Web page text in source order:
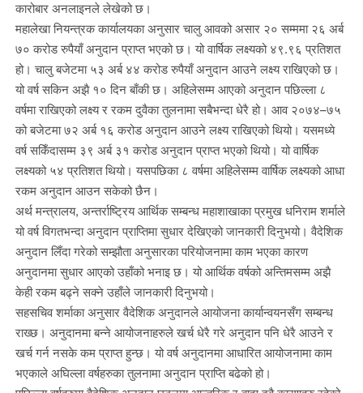
कारोबार अनलाइनले लेखेको छ।
महालेखा नियन्त्रक कार्यालयका अनुसार चालु आवको असार २० सम्ममा २६ अर्ब
७० करोड रुपैयाँ अनुदान प्राप्त भएको छ। यो वार्षिक लक्ष्यको ४९.९६ प्रतिशत
हो। चालु बजेटमा ५३ अर्ब ४४ करोड रुपैयाँ अनुदान आउने लक्ष्य राखिएको छ।
यो वर्ष सकिन अझै १० दिन बाँकी छ। अहिलेसम्म आएको अनुदान पछिल्ला ८
वर्षमा राखिएको लक्ष्य र रकम दुवैका तुलनामा सबैभन्दा धेरै हो। आव २०७४–७५
को बजेटमा ७२ अर्ब १६ करोड अनुदान आउने लक्ष्य राखिएको थियो। यसमध्ये
वर्ष सकिँदासम्म ३९ अर्ब ३१ करोड अनुदान प्राप्त भएको थियो। यो वार्षिक
लक्ष्यको ५४ प्रतिशत थियो। यसपछिका ८ वर्षमा अहिलेसम्म वार्षिक लक्ष्यको आधा
रकम अनुदान आउन सकेको छैन।
अर्थ मन्त्रालय, अन्तर्राष्ट्रिय आर्थिक सम्बन्ध महाशाखाका प्रमुख धनिराम शर्माले
यो वर्ष विगतभन्दा अनुदान प्राप्तिमा सुधार देखिएको जानकारी दिनुभयो। वैदेशिक
अनुदान लिँदा गरेको सम्झौता अनुसारका परियोजनामा काम भएका कारण
अनुदानमा सुधार आएको उहाँको भनाइ छ। यो आर्थिक वर्षको अन्तिमसम्म अझै
केही रकम बढ्ने सक्ने उहाँले जानकारी दिनुभयो।
सहसचिव शर्माका अनुसार वैदेशिक अनुदानले आयोजना कार्यान्वयनसँग सम्बन्ध
राख्छ। अनुदानमा बन्ने आयोजनाहरुले खर्च धेरै गरे अनुदान पनि धेरै आउने र
खर्च गर्न नसके कम प्राप्त हुन्छ। यो वर्ष अनुदानमा आधारित आयोजनामा काम
भएकाले अघिल्ला वर्षहरुका तुलनामा अनुदान प्राप्ति बढेको हो।